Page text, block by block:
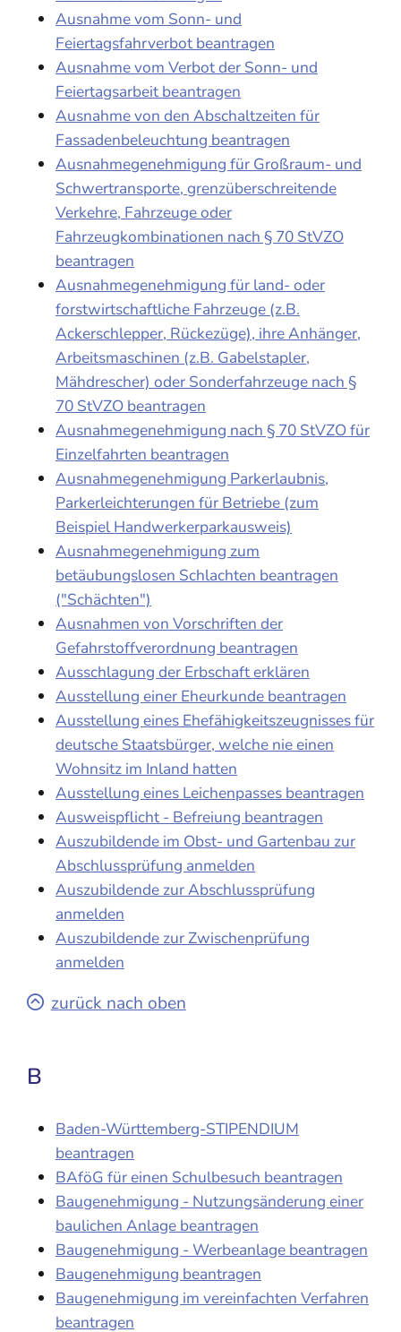
Ausnahme vom Sonn- und
Feiertagsfahrverbot beantragen
Ausnahme vom Verbot der Sonn- und
Feiertagsarbeit beantragen
Ausnahme von den Abschaltzeiten für
Fassadenbeleuchtung beantragen
Ausnahmegenehmigung für Großraum- und
Schwertransporte, grenzüberschreitende
Verkehre, Fahrzeuge oder
Fahrzeugkombinationen nach § 70 StVZO
beantragen
Ausnahmegenehmigung für land- oder
forstwirtschaftliche Fahrzeuge (z.B.
Ackerschlepper, Rückezüge), ihre Anhänger,
Arbeitsmaschinen (z.B. Gabelstapler,
Mähdrescher) oder Sonderfahrzeuge nach §
70 StVZO beantragen
Ausnahmegenehmigung nach § 70 StVZO für
Einzelfahrten beantragen
Ausnahmegenehmigung Parkerlaubnis,
Parkerleichterungen für Betriebe (zum
Beispiel Handwerkerparkausweis)
Ausnahmegenehmigung zum
betäubungslosen Schlachten beantragen
("Schächten")
Ausnahmen von Vorschriften der
Gefahrstoffverordnung beantragen
Ausschlagung der Erbschaft erklären
Ausstellung einer Eheurkunde beantragen
Ausstellung eines Ehefähigkeitszeugnisses für
deutsche Staatsbürger, welche nie einen
Wohnsitz im Inland hatten
Ausstellung eines Leichenpasses beantragen
Ausweispflicht - Befreiung beantragen
Auszubildende im Obst- und Gartenbau zur
Abschlussprüfung anmelden
Auszubildende zur Abschlussprüfung
anmelden
Auszubildende zur Zwischenprüfung
anmelden
zurück nach oben
B
Baden-Württemberg-STIPENDIUM
beantragen
BAföG für einen Schulbesuch beantragen
Baugenehmigung - Nutzungsänderung einer
baulichen Anlage beantragen
Baugenehmigung - Werbeanlage beantragen
Baugenehmigung beantragen
Baugenehmigung im vereinfachten Verfahren
beantragen